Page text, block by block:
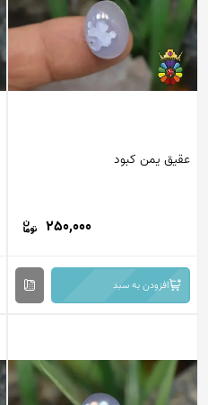
عقیق یمن کبود
250,000
افزودن به سبد